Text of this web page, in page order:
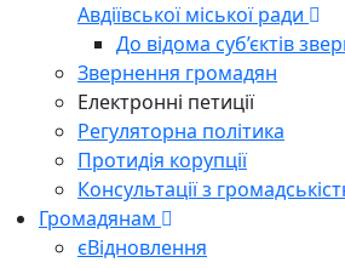
Авдіївської міської ради
До відома суб’єктів
Звернення громадян
Електронні петиції
Регуляторна політика
Протидія корупції
Консультації з
Громадянам
єВідновлення